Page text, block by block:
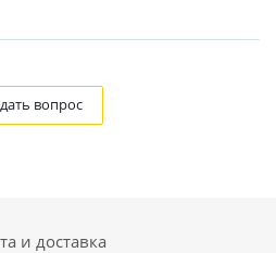
вопрос
и доставка